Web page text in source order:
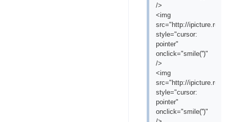
/>
<img
src="http://ipicture.ru/
style="cursor:
pointer"
onclick="smile('')"
/>
<img
src="http://ipicture.ru/
style="cursor:
pointer"
onclick="smile('')"